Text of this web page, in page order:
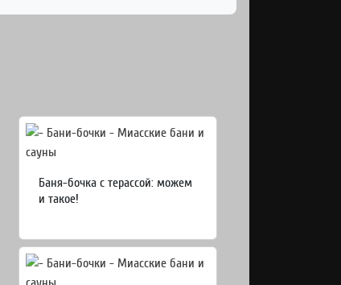
Баня-бочка с терассой: можем
и такое!